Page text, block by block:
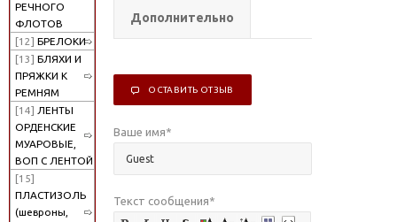
РЕЧНОГО
ФЛОТОВ
[12] БРЕЛОКИ
[13] БЛЯХИ И
ПРЯЖКИ К
РЕМНЯМ
[14] ЛЕНТЫ
ОРДЕНСКИЕ
МУАРОВЫЕ,
ВОП С ЛЕНТОЙ
[15]
ПЛАСТИЗОЛЬ
(шевроны,
Дополнительно
ОСТАВИТЬ ОТЗЫВ
Ваше имя*
Текст сообщения*